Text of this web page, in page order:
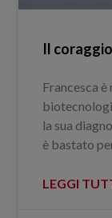
Il
Francesca è
la sua
è bastato
LEGGI